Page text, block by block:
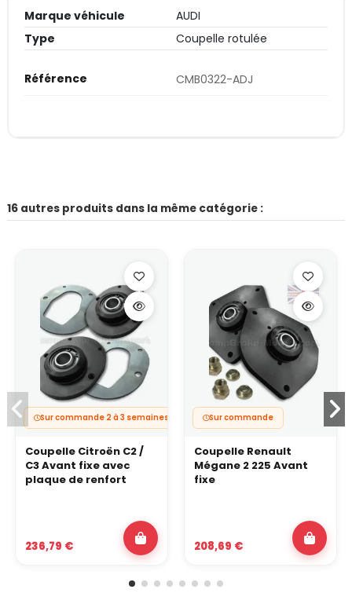
Marque véhicule
AUDI
Type
Coupelle rotulée
Référence CMB0322-ADJ
16 autres produits dans la même catégorie :
Sur commande 2 à 3 semaines
Coupelle Citroën C2 /
C3 Avant fixe avec
plaque de renfort
236,79 €
Sur commande
Coupelle Renault
Mégane 2 225 Avant
fixe
208,69 €